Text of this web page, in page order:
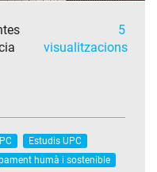
5
visualitzacions
Estudis UPC
humà i sostenible